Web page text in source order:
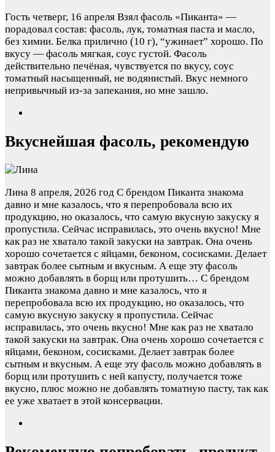
Гость четверг, 16 апреля Взял фасоль «Пиканта» —
порадовал состав: фасоль, лук, томатная паста и масло,
без химии. Белка прилично (10 г), “ужинает” хорошо. По
вкусу — фасоль мягкая, соус густой. Фасоль
действительно печёная, чувствуется по вкусу, соус
томатный насыщенный, не водянистый. Вкус немного
непривычный из-за запекания, но мне зашло.
Вкуснейшая фасоль, рекомендую
Лина 8 апреля, 2026 год С брендом Пиканта знакома
давно и мне казалось, что я перепробовала всю их
продукцию, но оказалось, что самую вкусную закуску я
пропустила. Сейчас исправилась, это очень вкусно! Мне
как раз не хватало такой закуски на завтрак. Она очень
хорошо сочетается с яйцами, беконом, сосисками. Делает
завтрак более сытным и вкусным. А еще эту фасоль
можно добавлять в борщ или протушить… С брендом
Пиканта знакома давно и мне казалось, что я
перепробовала всю их продукцию, но оказалось, что
самую вкусную закуску я пропустила. Сейчас
исправилась, это очень вкусно! Мне как раз не хватало
такой закуски на завтрак. Она очень хорошо сочетается с
яйцами, беконом, сосисками. Делает завтрак более
сытным и вкусным. А еще эту фасоль можно добавлять в
борщ или протушить с ней капусту, получается тоже
вкусно, плюс можно не добавлять томатную пасту, так как
ее уже хватает в этой консервации.